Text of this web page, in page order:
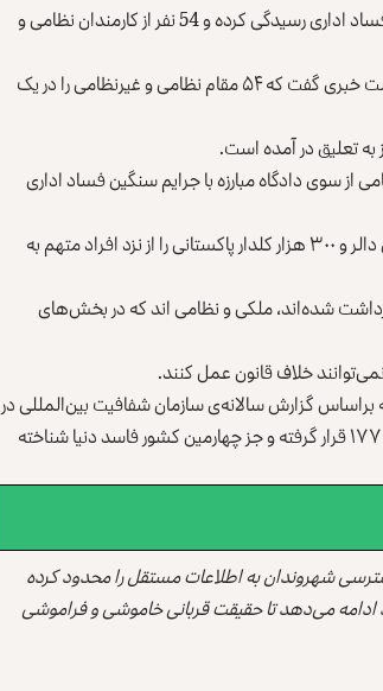
دادستانی کل می‌گوید در سال جاری به بیش از ۱۵۰۰ قضیه فساد اداری رسیدگی کرده و 54 نفر از کارمندان نظامی و
جمشید رسولی، سخن‌گوی دادستانی کل امروز(یکشنبه، 6حوت) در نشست خبری گفت که ۵۴ مقام نظامی و غیرنظامی را در یک
نظامی از سوی دادگاه مبارزه با جرایم سنگین فساد اداری
رسولی گفت که دادستانی کل بیش از یک و نیم میلیارد افغانی، ۴۹ میلیون دالر و ۳۰۰ هزار کلدار پاکستانی را از نزد افراد متهم به
شده‌اند، ملکی و نظامی اند که در بخش‌های
خلاف قانون عمل کنند.
گزارش سالانه‌ی سازمان شفافیت بین‌المللی در
مورد فساد اداری کشورهای جهان؛ افغانستان با کسب ۱۵ امتیاز در رتبه‌ی ۱۷۷ قرار گرفته و جز چهارمین کشور فاسد دنیا شناخته
شهروندان به اطلاعات مستقل را محدود کرده
ادامه می‌دهد تا حقیقت قربانی خاموشی و فراموشی